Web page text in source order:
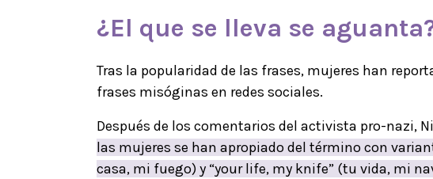
¿El que se lleva se
Tras la popularidad de las frases, mujeres han
frases misóginas en redes sociales.
Después de los comentarios del activista pro-nazi,
las mujeres se han apropiado del término con
casa, mi fuego) y “your life, my knife” (tu vida, mi